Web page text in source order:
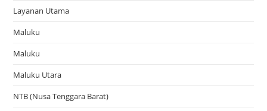
Layanan Utama
Maluku
Maluku
Maluku Utara
NTB (Nusa Tenggara Barat)